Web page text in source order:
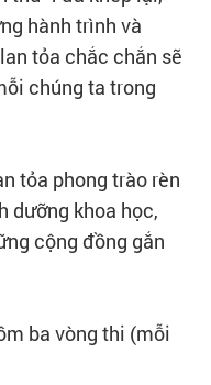
hành trình và
tỏa chắc chắn sẽ
chúng ta trong
tỏa phong trào rèn
dưỡng khoa học,
cộng đồng gắn
ba vòng thi (mỗi